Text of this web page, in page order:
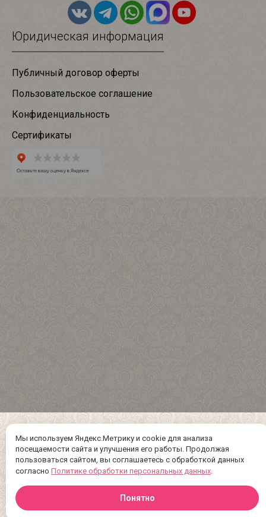
Юридическая информация
Публичный договор оферты
Пользовательское соглашение
Конфиденциальность
Сертификаты
Мы используем Яндекс.Метрику и cookie для анализа
посещаемости сайта и улучшения его работы. Продолжая
пользоваться сайтом, вы соглашаетесь с обработкой данных
согласно Политике обработки персональных данных.
Понятно